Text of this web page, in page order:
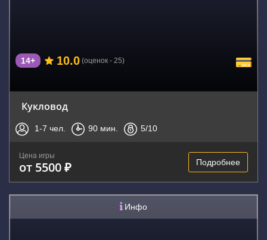
14+ 10.0 (оценок - 25)
Кукловод
1-7 чел. 90 мин. 5/10
Цена игры
от 5500 ₽ Подробнее
Инфо